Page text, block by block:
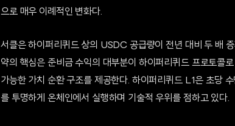
으로 매우 이례적인 변화다.
서클은 하이퍼리퀴드 상의 USDC 공급량이 전년 대비 두 배
약의 핵심은 준비금 수익의 대부분이 하이퍼리퀴드 프로토콜
가능한 가치 순환 구조를 제공한다. 하이퍼리퀴드 L1은 초당
를 투명하게 온체인에서 실행하며 기술적 우위를 점하고 있다.